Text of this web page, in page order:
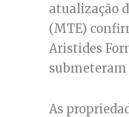
atualização
(MTE)
Aristides
submeteram
As